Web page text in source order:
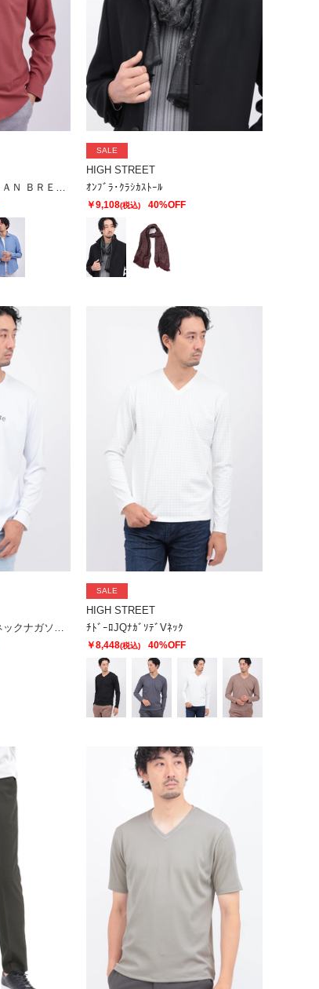
SALE
HIGH STREET
ｵﾝﾌﾞﾗ･ｸﾗｼｶｽﾄｰﾙ
￥9,108(税込) 40%OFF
SALE
HIGH STREET
ﾁﾄﾞｰﾛJQﾅｶﾞｿﾃﾞVﾈｯｸ
￥8,448(税込) 40%OFF